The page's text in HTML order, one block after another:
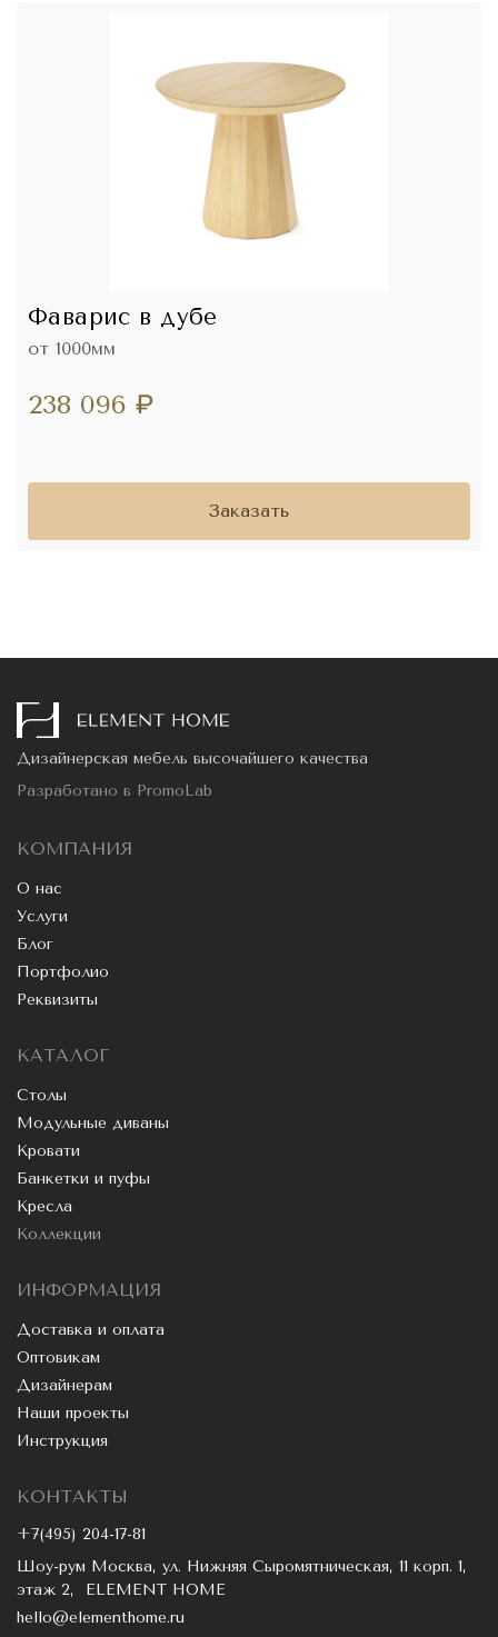
Фаварис в дубе
от 1000мм
238 096 ₽
Заказать
Дизайнерская мебель высочайшего качества
Разработано в PromoLab
КОМПАНИЯ
О нас
Услуги
Блог
Портфолио
Реквизиты
КАТАЛОГ
Столы
Модульные диваны
Кровати
Банкетки и пуфы
Кресла
Коллекции
ИНФОРМАЦИЯ
Доставка и оплата
Оптовикам
Дизайнерам
Наши проекты
Инструкция
КОНТАКТЫ
+7(495) 204-17-81
Шоу-рум Москва, ул. Нижняя Сыромятническая, 11 корп. 1,
этаж 2, ELEMENT HOME
hello@elementhome.ru